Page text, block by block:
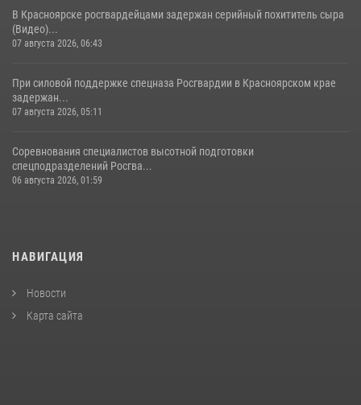
В Красноярске росгвардейцами задержан серийный похититель сыра
(Видео)...
07 августа 2026, 06:43
При силовой поддержке спецназа Росгвардии в Красноярском крае
задержан...
07 августа 2026, 05:11
Соревнования специалистов высотной подготовки
спецподразделений Росгва...
06 августа 2026, 01:59
НАВИГАЦИЯ
Новости
Карта сайта